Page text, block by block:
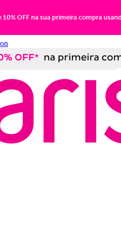
10% OFF na sua primeira compra